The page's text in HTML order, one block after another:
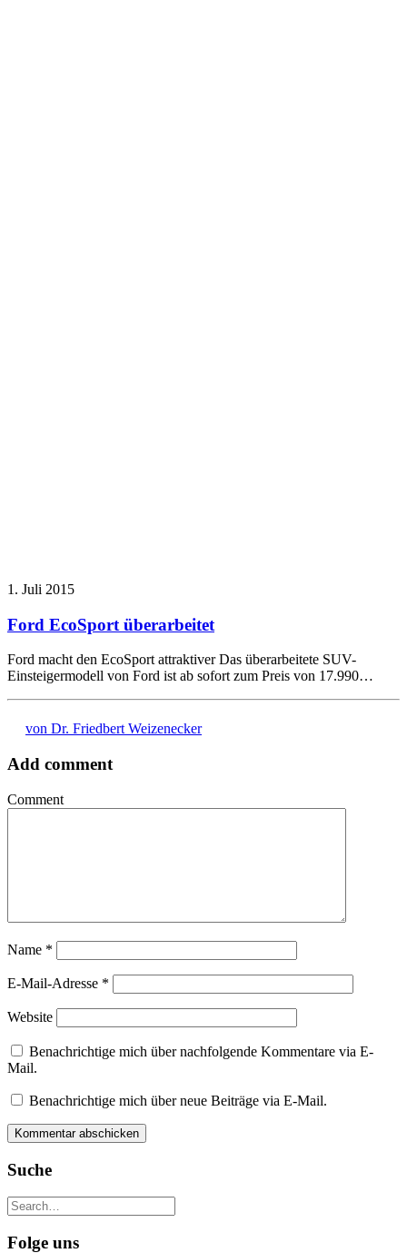
1. Juli 2015
Ford EcoSport überarbeitet
Ford macht den EcoSport attraktiver Das überarbeitete SUV-
Einsteigermodell von Ford ist ab sofort zum Preis von 17.990…
von Dr. Friedbert Weizenecker
Add comment
Comment
Name *
E-Mail-Adresse *
Website
Benachrichtige mich über nachfolgende Kommentare via E-
Mail.
Benachrichtige mich über neue Beiträge via E-Mail.
Suche
Folge uns